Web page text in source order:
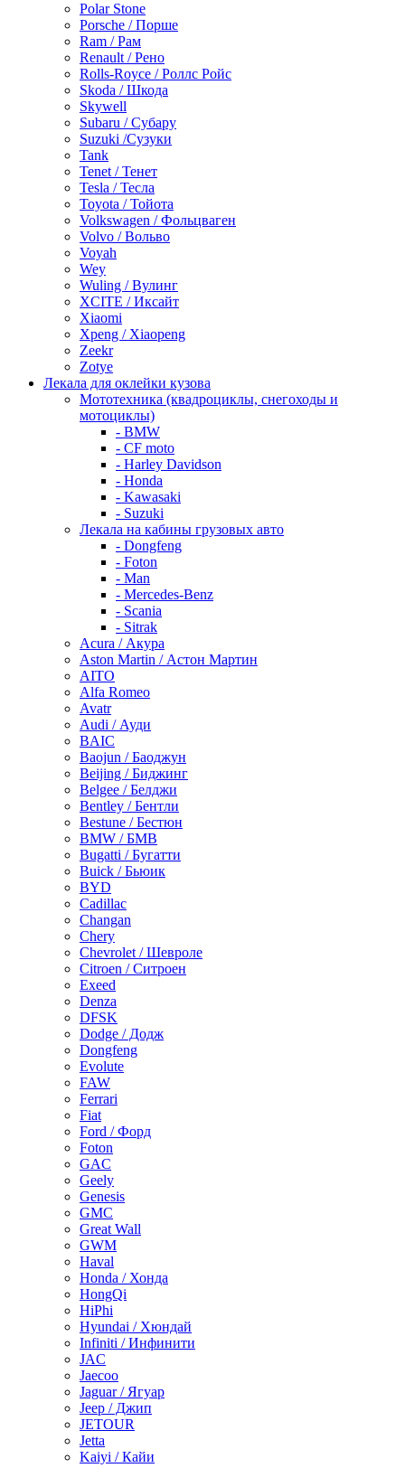
Polar Stone
Porsche / Порше
Ram / Рам
Renault / Рено
Rolls-Royce / Роллс Ройс
Skoda / Шкода
Skywell
Subaru / Субару
Suzuki /Сузуки
Tank
Tenet / Тенет
Tesla / Тесла
Toyota / Тойота
Volkswagen / Фольцваген
Volvo / Вольво
Voyah
Wey
Wuling / Вулинг
XCITE / Иксайт
Xiaomi
Xpeng / Xiaopeng
Zeekr
Zotye
Лекала для оклейки кузова
Мототехника (квадроциклы, снегоходы и
мотоциклы)
- BMW
- CF moto
- Harley Davidson
- Honda
- Kawasaki
- Suzuki
Лекала на кабины грузовых авто
- Dongfeng
- Foton
- Man
- Mercedes-Benz
- Scania
- Sitrak
Acura / Акура
Aston Martin / Астон Мартин
AITO
Alfa Romeo
Avatr
Audi / Ауди
BAIC
Baojun / Баоджун
Beijing / Биджинг
Belgee / Белджи
Bentley / Бентли
Bestune / Бестюн
BMW / БМВ
Bugatti / Бугатти
Buick / Бьюик
BYD
Cadillac
Changan
Chery
Chevrolet / Шевроле
Citroen / Ситроен
Exeed
Denza
DFSK
Dodge / Додж
Dongfeng
Evolute
FAW
Ferrari
Fiat
Ford / Форд
Foton
GAC
Geely
Genesis
GMC
Great Wall
GWM
Haval
Honda / Хонда
HongQi
HiPhi
Hyundai / Хюндай
Infiniti / Инфинити
JAC
Jaecoo
Jaguar / Ягуар
Jeep / Джип
JETOUR
Jetta
Kaiyi / Кайи